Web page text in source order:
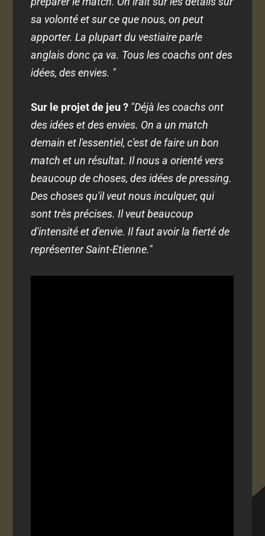
sa volonté et sur ce que nous, on peut
apporter. La plupart du vestiaire parle
anglais donc ça va. Tous les coachs ont des
idées, des envies. "
Sur le projet de jeu ? "Déjà les coachs ont
des idées et des envies. On a un match
demain et l'essentiel, c'est de faire un bon
match et un résultat. Il nous a orienté vers
beaucoup de choses, des idées de pressing.
Des choses qu'il veut nous inculquer, qui
sont très précises. Il veut beaucoup
d'intensité et d'envie. Il faut avoir la fierté de
représenter Saint-Etienne."